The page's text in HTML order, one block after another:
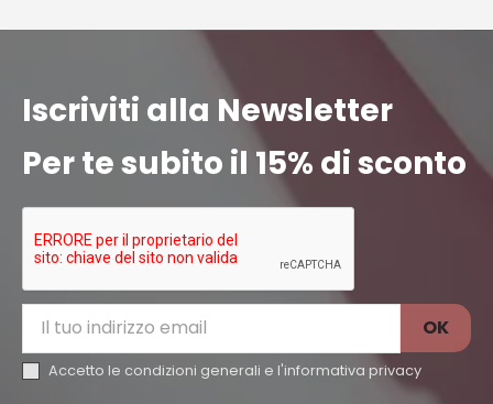
Iscriviti alla Newsletter
Per te subito il 15% di sconto
Accetto le condizioni generali e l'informativa privacy